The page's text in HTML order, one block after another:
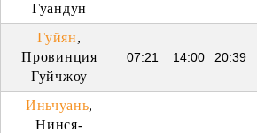
Гуандун
Гуйян,
Провинция
Гуйчжоу
07:21 14:00 20:39
Иньчуань,
Нинся-